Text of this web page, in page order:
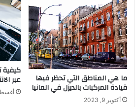
ما هي المناطق التي تحظر فيها
قيادة المركبات بالديزل في المانيا
أكتوبر 9, 2023
كيفية
عبر
أغسطس